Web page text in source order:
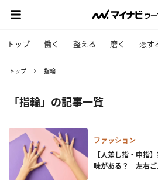
トップ 働く 整える 磨く 恋す
トップ 指輪
「指輪」の記事一覧
ファッション
【人差し指・中指
味がある？ 左右ご